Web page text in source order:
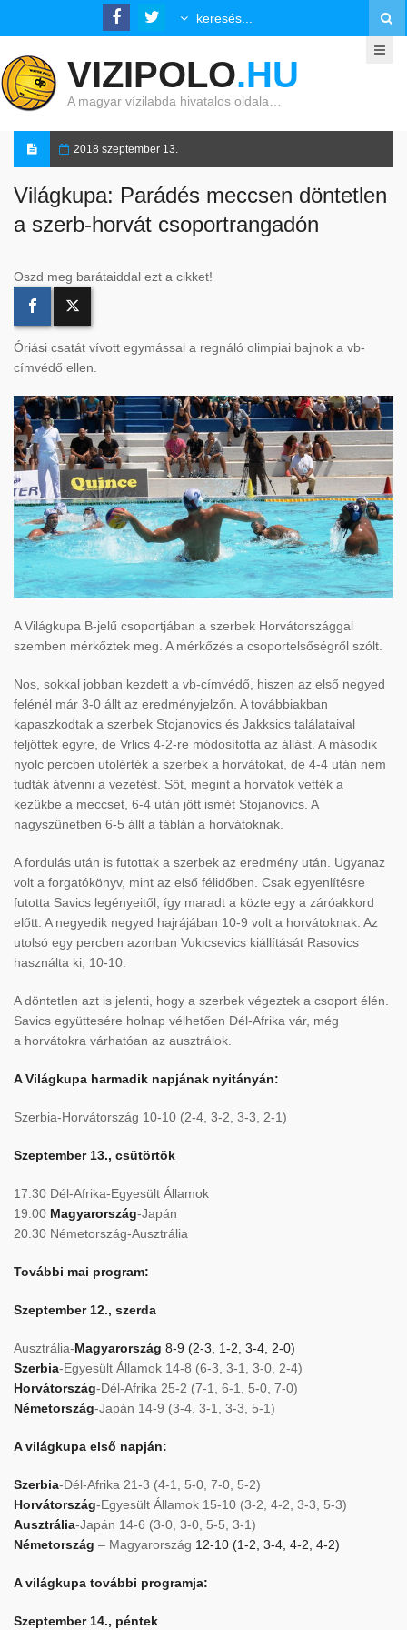
VIZIPOLO.HU
A magyar vízilabda hivatalos oldala…
2018 szeptember 13.
Világkupa: Parádés meccsen döntetlen
a szerb-horvát csoportrangadón
Oszd meg barátaiddal ezt a cikket!
Óriási csatát vívott egymással a regnáló olimpiai bajnok a vb-
címvédő ellen.
A Világkupa B-jelű csoportjában a szerbek Horvátországgal
szemben mérkőztek meg. A mérkőzés a csoportelsőségről szólt.
Nos, sokkal jobban kezdett a vb-címvédő, hiszen az első negyed
felénél már 3-0 állt az eredményjelzőn. A továbbiakban
kapaszkodtak a szerbek Stojanovics és Jakksics találataival
feljöttek egyre, de Vrlics 4-2-re módosította az állást. A második
nyolc percben utolérték a szerbek a horvátokat, de 4-4 után nem
tudták átvenni a vezetést. Sőt, megint a horvátok vették a
kezükbe a meccset, 6-4 után jött ismét Stojanovics. A
nagyszünetben 6-5 állt a táblán a horvátoknak.
A fordulás után is futottak a szerbek az eredmény után. Ugyanaz
volt a forgatókönyv, mint az első félidőben. Csak egyenlítésre
futotta Savics legényeitől, így maradt a közte egy a záróakkord
előtt. A negyedik negyed hajrájában 10-9 volt a horvátoknak. Az
utolsó egy percben azonban Vukicsevics kiállítását Rasovics
használta ki, 10-10.
A döntetlen azt is jelenti, hogy a szerbek végeztek a csoport élén.
Savics együttesére holnap vélhetően Dél-Afrika vár, még
a horvátokra várhatóan az ausztrálok.
A Világkupa harmadik napjának nyitányán:
Szerbia-Horvátország 10-10 (2-4, 3-2, 3-3, 2-1)
Szeptember 13., csütörtök
17.30 Dél-Afrika-Egyesült Államok
19.00 Magyarország-Japán
20.30 Németország-Ausztrália
További mai program:
Szeptember 12., szerda
Ausztrália-Magyarország 8-9 (2-3, 1-2, 3-4, 2-0)
Szerbia-Egyesült Államok 14-8 (6-3, 3-1, 3-0, 2-4)
Horvátország-Dél-Afrika 25-2 (7-1, 6-1, 5-0, 7-0)
Németország-Japán 14-9 (3-4, 3-1, 3-3, 5-1)
A világkupa első napján:
Szerbia-Dél-Afrika 21-3 (4-1, 5-0, 7-0, 5-2)
Horvátország-Egyesült Államok 15-10 (3-2, 4-2, 3-3, 5-3)
Ausztrália-Japán 14-6 (3-0, 3-0, 5-5, 3-1)
Németország – Magyarország 12-10 (1-2, 3-4, 4-2, 4-2)
A világkupa további programja:
Szeptember 14., péntek